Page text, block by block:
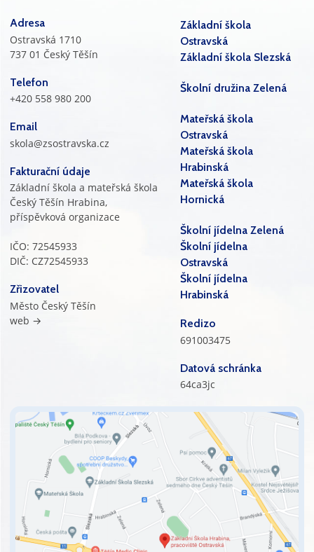
Adresa
Ostravská 1710
737 01 Český Těšín
Telefon
+420 558 980 200
Email
skola@zsostravska.cz
Fakturační údaje
Základní škola a mateřská škola
Český Těšín Hrabina,
příspěvková organizace
IČO: 72545933
DIČ: CZ72545933
Zřizovatel
Město Český Těšín
web →
Základní škola
Ostravská
Základní škola Slezská
Školní družina Zelená
Mateřská škola
Ostravská
Mateřská škola
Hrabinská
Mateřská škola
Hornická
Školní jídelna Zelená
Školní jídelna
Ostravská
Školní jídelna
Hrabinská
Redizo
691003475
Datová schránka
64ca3jc